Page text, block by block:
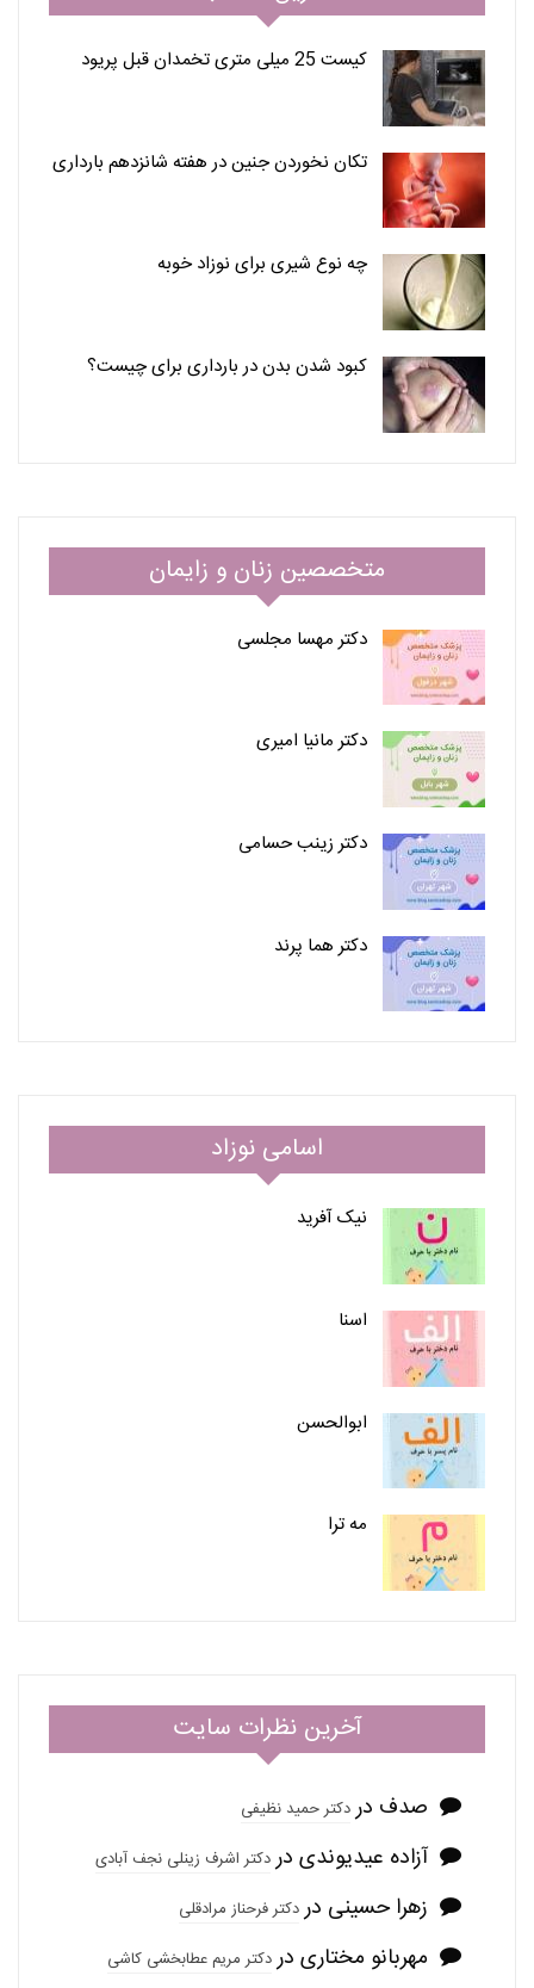
کیست 25 میلی متری تخمدان قبل پریود
تکان نخوردن جنین در هفته شانزدهم بارداری
چه نوع شیری برای نوزاد خوبه
کبود شدن بدن در بارداری برای چیست؟
متخصصین زنان و زایمان
دکتر مهسا مجلسی
دکتر مانیا امیری
دکتر زینب حسامی
دکتر هما پرند
اسامی نوزاد
نیک آفرید
اسنا
ابوالحسن
مه ترا
آخرین نظرات سایت
صدف دردکتر حمید نظیفی
آزاده عیدیوندی دردکتر اشرف زینلی نجف آبادی
زهرا حسینی دردکتر فرحناز مرادقلی
مهربانو مختاری دردکتر مریم عطابخشی کاشی